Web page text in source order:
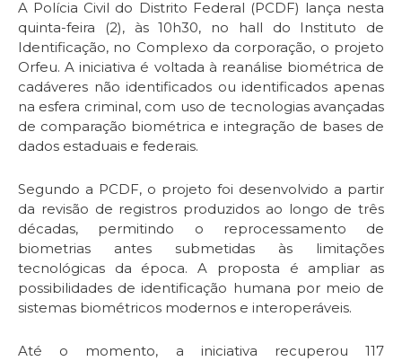
A Polícia Civil do Distrito Federal (PCDF) lança nesta
quinta-feira (2), às 10h30, no hall do Instituto de
Identificação, no Complexo da corporação, o projeto
Orfeu. A iniciativa é voltada à reanálise biométrica de
cadáveres não identificados ou identificados apenas
na esfera criminal, com uso de tecnologias avançadas
de comparação biométrica e integração de bases de
dados estaduais e federais.
Segundo a PCDF, o projeto foi desenvolvido a partir
da revisão de registros produzidos ao longo de três
décadas, permitindo o reprocessamento de
biometrias antes submetidas às limitações
tecnológicas da época. A proposta é ampliar as
possibilidades de identificação humana por meio de
sistemas biométricos modernos e interoperáveis.
Até o momento, a iniciativa recuperou 117